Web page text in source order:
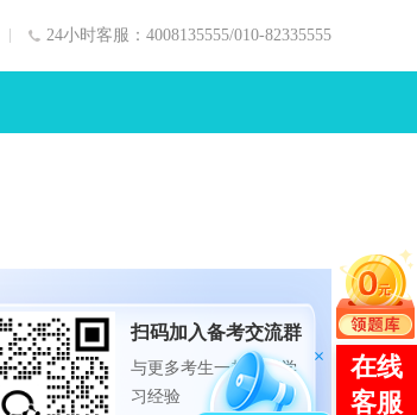
24小时客服：4008135555/010-82335555
扫码加入备考交流群
与更多考生一起交流学
习经验